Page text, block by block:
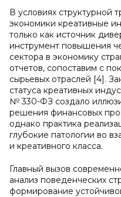
В условиях структурной
экономики креативные
только как источник
инструмент повышения
сектора в экономику
отчетов, сопоставим с
сырьевых отраслей [4].
статуса креативных
№ 330-ФЗ создало
решения финансовых
однако практика
глубокие патологии во
и креативного класса.
Главный вызов
анализ поведенческих
формирование